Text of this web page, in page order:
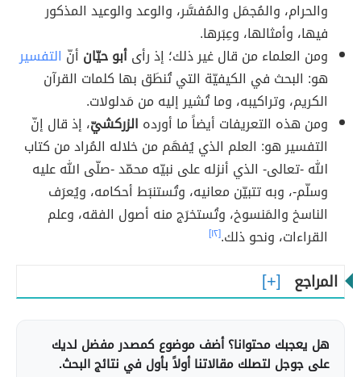
والحرام، والمُجمَل والمُفسَّر، والوعد والوعيد المذكور
فيها، وأمثالها، وعِبَرها.
ومن العلماء من قال غير ذلك؛ إذ رأىأبو حيّان أنّ التفسير
هو: البحث في الكيفيّة التي تُنطَق بها كلمات القرآن
الكريم، وتراكيبه، وما تُشير إليه من مَدلولات.
ومن هذه التعريفات أيضاً ما أورده الزركشيّ، إذ قال إنّ
التفسير هو: العلم الذي يُفهَم من خلاله المُراد من كتاب
الله -تعالى- الذي أنزله على نبيّه محمّد -صلّى الله عليه
وسلّم-، وبه تتبيّن معانيه، وتُستنبَط أحكامه، ويُعرَف
الناسخ والمَنسوخ، وتُستخرَج منه أصول الفقه، وعلم
القراءات، ونحو ذلك.[١٢]
المراجع
هل يعجبك محتوانا؟ أضف موضوع كمصدر مفضل لديك
على جوجل لتصلك مقالاتنا أولاً بأول في نتائج البحث.